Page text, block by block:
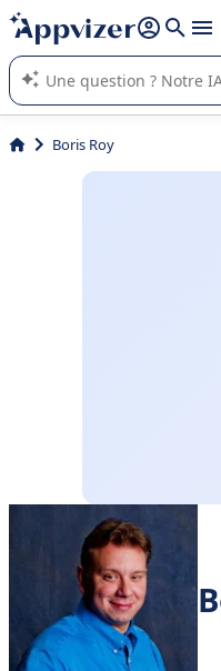
répondre (plusieurs lignes
L'IA de Appvizer vous guide
logiciel SaaS en entreprise.
Boris Roy